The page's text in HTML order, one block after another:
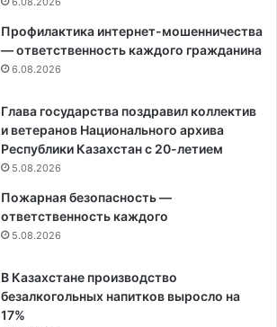
Профилактика интернет-мошенничества
— ответственность каждого гражданина
6.08.2026
Глава государства поздравил коллектив
и ветеранов Национального архива
Республики Казахстан с 20-летием
5.08.2026
Пожарная безопасность —
ответственность каждого
5.08.2026
В Казахстане производство
безалкогольных напитков выросло на
17%